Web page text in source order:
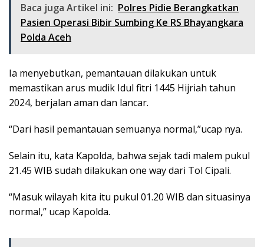
Baca juga Artikel ini: Polres Pidie Berangkatkan
Pasien Operasi Bibir Sumbing Ke RS Bhayangkara
Polda Aceh
Ia menyebutkan, pemantauan dilakukan untuk
memastikan arus mudik Idul fitri 1445 Hijriah tahun
2024, berjalan aman dan lancar.
“Dari hasil pemantauan semuanya normal,”ucap nya.
Selain itu, kata Kapolda, bahwa sejak tadi malem pukul
21.45 WIB sudah dilakukan one way dari Tol Cipali.
“Masuk wilayah kita itu pukul 01.20 WIB dan situasinya
normal,” ucap Kapolda.